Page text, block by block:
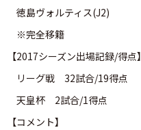
徳島ヴォルティス(J2)
※完全移籍
【2017シーズン出場記録/得点】
リーグ戦 32試合/19得点
天皇杯 2試合/1得点
【コメント】